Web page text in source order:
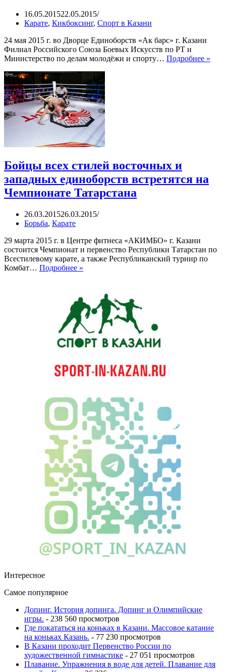
16.05.201522.05.2015
Карате, Кикбоксинг, Спорт в Казани
24 мая 2015 г. во Дворце Единоборств «Ак барс» г. Казани
Филиал Российского Союза Боевых Искусств по РТ и
Министерство по делам молодёжи и спорту… Подробнее »
Бойцы всех стилей восточных и
западных единоборств встретятся на
Чемпионате Татарстана
26.03.201526.03.2015
Борьба, Карате
29 марта 2015 г. в Центре фитнеса «АКИМБО» г. Казани
состоится Чемпионат и первенство Республики Татарстан по
Всестилевому карате, а также Республиканский турнир по
Комбат… Подробнее »
восточных
и
западных
единоборств
встретятся
на
Чемпионате
Интересное
Самое популярное
Допинг. История допинга. Допинг и Олимпийские
игры. - 238 560 просмотров
Где покататься на коньках в Казани. Массовое катание
на коньках Казань. - 77 230 просмотров
В Казани проходит Первенство России по
художественной гимнастике - 27 051 просмотров
Плавание. Упражнения в воде для детей. Плавание для